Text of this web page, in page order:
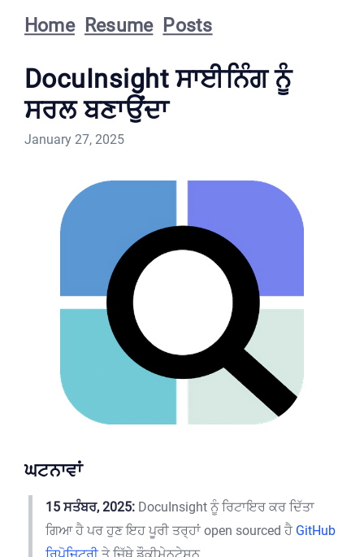
Home Resume Posts
DocuInsight ਸਾਈਨਿੰਗ ਨੂੰ
ਸਰਲ ਬਣਾਉਂਦਾ
January 27, 2025
ਘਟਨਾਵਾਂ
15 ਸਤੰਬਰ, 2025:DocuInsight ਨੂੰ ਰਿਟਾਇਰ ਕਰ ਦਿੱਤਾ
ਗਿਆ ਹੈ ਪਰ ਹੁਣ ਇਹ ਪੂਰੀ ਤਰ੍ਹਾਂ open sourced ਹੈ GitHub